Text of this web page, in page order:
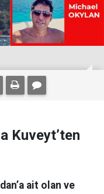
Kuveyt’ten
ait olan ve